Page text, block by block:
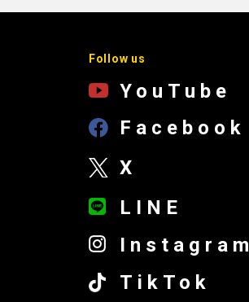
Follow us
YouTube
Facebook
X
LINE
Instagram
TikTok